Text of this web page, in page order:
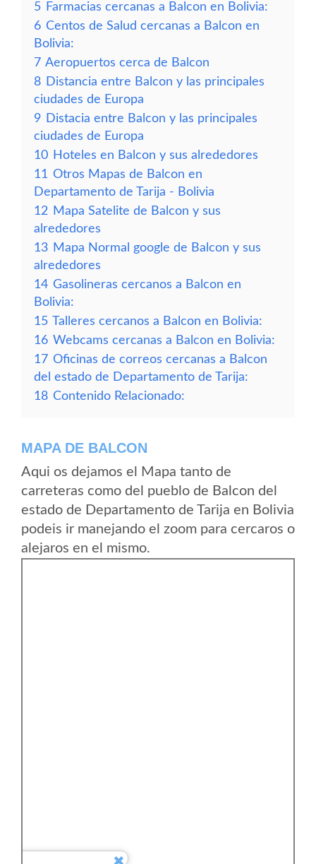
5 Farmacias cercanas a Balcon en Bolivia:
6 Centos de Salud cercanas a Balcon en
Bolivia:
7 Aeropuertos cerca de Balcon
8 Distancia entre Balcon y las principales
ciudades de Europa
9 Distacia entre Balcon y las principales
ciudades de Europa
10 Hoteles en Balcon y sus alrededores
11 Otros Mapas de Balcon en
Departamento de Tarija - Bolivia
12 Mapa Satelite de Balcon y sus
alrededores
13 Mapa Normal google de Balcon y sus
alrededores
14 Gasolineras cercanos a Balcon en
Bolivia:
15 Talleres cercanos a Balcon en Bolivia:
16 Webcams cercanas a Balcon en Bolivia:
17 Oficinas de correos cercanas a Balcon
del estado de Departamento de Tarija:
18 Contenido Relacionado:
MAPA DE BALCON
Aqui os dejamos el Mapa tanto de
carreteras como del pueblo de Balcon del
estado de Departamento de Tarija en Bolivia
podeis ir manejando el zoom para cercaros o
alejaros en el mismo.